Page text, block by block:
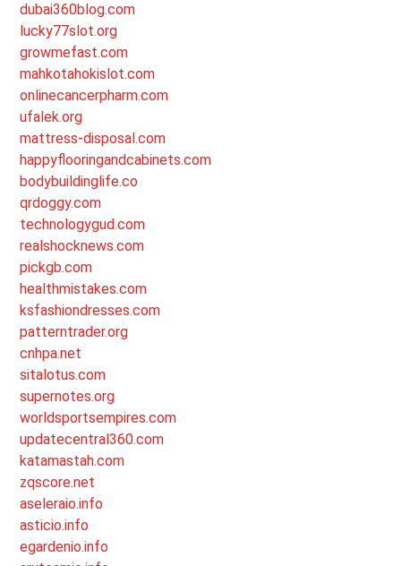
dubai360blog.com
lucky77slot.org
growmefast.com
mahkotahokislot.com
onlinecancerpharm.com
ufalek.org
mattress-disposal.com
happyflooringandcabinets.com
bodybuildinglife.co
qrdoggy.com
technologygud.com
realshocknews.com
pickgb.com
healthmistakes.com
ksfashiondresses.com
patterntrader.org
cnhpa.net
sitalotus.com
supernotes.org
worldsportsempires.com
updatecentral360.com
katamastah.com
zqscore.net
aseleraio.info
asticio.info
egardenio.info